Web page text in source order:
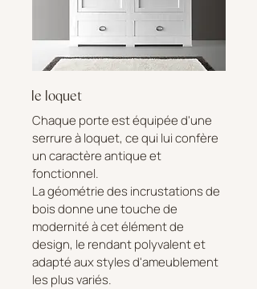
le loquet
Chaque porte est équipée d'une
serrure à loquet, ce qui lui confère
un caractère antique et
fonctionnel.
La géométrie des incrustations de
bois donne une touche de
modernité à cet élément de
design, le rendant polyvalent et
adapté aux styles d'ameublement
les plus variés.